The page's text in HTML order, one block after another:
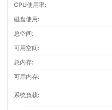
CPU使用率:
磁盘使用:
总空间:
可用空间:
总内存:
可用内存:
系统负载: